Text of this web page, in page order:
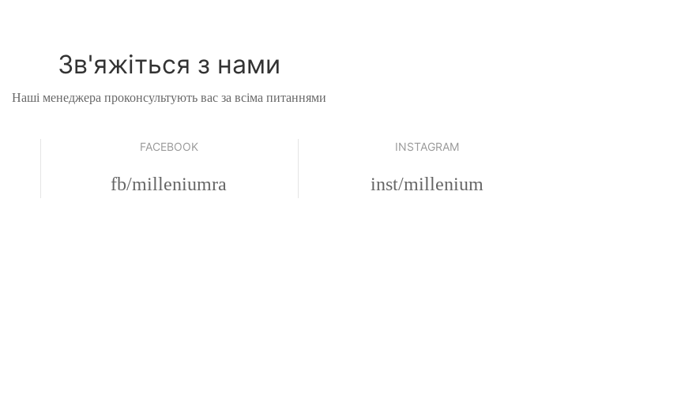
Зв'яжіться з нами
Наші менеджера проконсультують вас за всіма питаннями
FACEBOOK
fb/milleniumra
INSTAGRAM
inst/millenium